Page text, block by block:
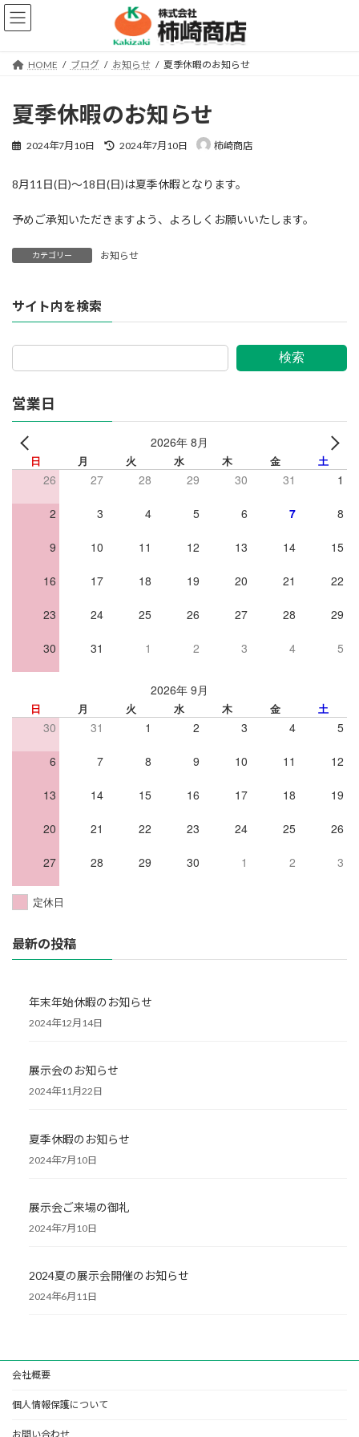
コ
ン
ナ
ビ
HOME ブログ お知らせ 夏季休暇のお知らせ
夏季休暇のお知らせ
2024年7月10日
最
新
時
:
2024年7月10日 柿崎商店
8月11日(日)～18日(日)は夏季休暇となります。
予めご承知いただきますよう、よろしくお願いいたします。
カテゴリー お知らせ
サイト内を検索
検索
営業日
2026年 8月
日 月 火 水 木 金 土
26 27 28 29 30 31 1
2 3 4 5 6 7 8
9 10 11 12 13 14 15
16 17 18 19 20 21 22
23 24 25 26 27 28 29
30 31 1 2 3 4 5
2026年 9月
日 月 火 水 木 金 土
30 31 1 2 3 4 5
6 7 8 9 10 11 12
13 14 15 16 17 18 19
20 21 22 23 24 25 26
27 28 29 30 1 2 3
定休日
最新の投稿
年末年始休暇のお知らせ
2024年12月14日
展示会のお知らせ
2024年11月22日
夏季休暇のお知らせ
2024年7月10日
展示会ご来場の御礼
2024年7月10日
2024夏の展示会開催のお知らせ
2024年6月11日
会社概要
個人情報保護について
お問い合わせ